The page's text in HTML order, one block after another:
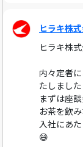
ヒラキ株
ヒラキ株
内々定者
たしました
まずは座談
お茶を飲
入社にあ
😄